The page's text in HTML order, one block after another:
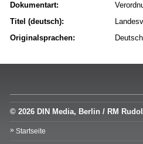
Dokumentart:
Titel (deutsch):
Originalsprachen:
Deutsch
© 2026 DIN Media, Berlin / RM
Startseite